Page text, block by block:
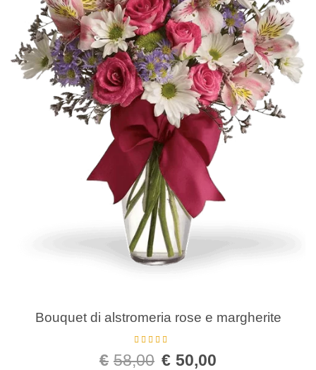
Bouquet di alstromeria rose e margherite
su 5
€ 58,00 € 50,00